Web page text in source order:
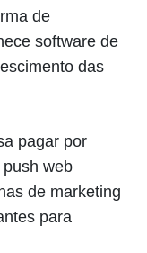
de
software de
das
pagar por
web
de marketing
para